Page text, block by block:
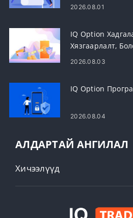
2026.08.01
IQ Option
Хязгаарлалт,
2026.08.03
IQ Option
2026.08.04
АЛДАРТАЙ АНГИЛАЛ
Хичээлүүд